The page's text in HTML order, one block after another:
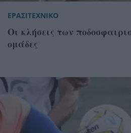
ΕΡΑΣΙΤΕΧΝΙΚΟ
Οι κλήσεις των
ομάδες